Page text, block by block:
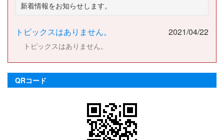
新着情報をお知らせします。
トピックスはありません。 2021/04/22
トピックスはありません。
QRコード